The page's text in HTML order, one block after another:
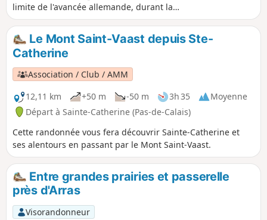
limite de l'avancée allemande, durant la
Première guerre mondiale. On peut voir la
borne sur la RD 939. Depuis Monchy, les
allemands bombardèrent Arras, et
détruisirent le beffroi.
Le Mont Saint-Vaast depuis Ste-
Catherine
Association / Club / AMM
12,11 km
+50 m -50 m 3h 35
Moyenne
Départ à Sainte-Catherine (Pas-de-Calais)
Cette randonnée vous fera découvrir Sainte-Catherine et
ses alentours en passant par le Mont Saint-Vaast.
Entre grandes prairies et passerelle
près d'Arras
Visorandonneur